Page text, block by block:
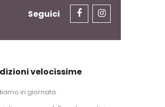
Seguici
velocissime
in giornata.